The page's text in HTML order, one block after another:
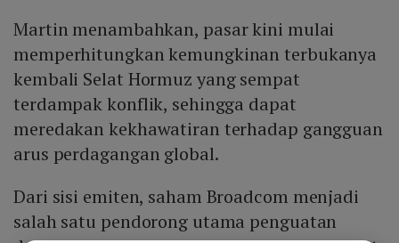
Martin menambahkan, pasar kini mulai
memperhitungkan kemungkinan terbukanya
kembali Selat Hormuz yang sempat
terdampak konflik, sehingga dapat
meredakan kekhawatiran terhadap gangguan
arus perdagangan global.
Dari sisi emiten, saham Broadcom menjadi
salah satu pendorong utama penguatan